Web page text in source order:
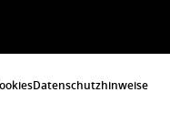
Datenschutzhinweise